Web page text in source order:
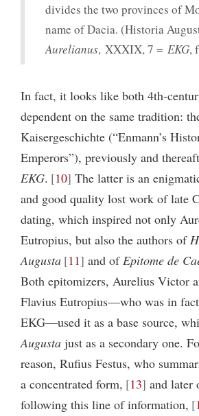
divides the two provinces of
name of Dacia. (Historia
Aurelianus, XXXIX, 7 = EKG,
In fact, it looks like both 4th-
dependent on the same tradition:
Kaisergeschichte (“Enmann’s
Emperors”), previously and
EKG. 10 The latter is an
and good quality lost work of late
dating, which inspired not only
Eutropius, but also the authors of
Augusta 11 and of Epitome de
Both epitomizers, Aurelius Victor
Flavius Eutropius—who was in
EKG—used it as a base source,
Augusta just as a secondary one.
reason, Rufius Festus, who
a concentrated form, 13 and later
following this line of information,